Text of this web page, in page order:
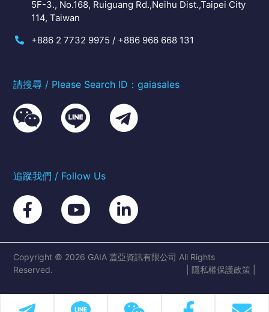
5F-3., No.168, Ruiguang Rd.,Neihu Dist.,Taipei City
114, Taiwan
+886 2 7732 9975 / +886 966 668 131
請搜尋 / Please Search ID：gaiasales
追蹤我們 / Follow Us
Copyright © 2026 GAIA 蓋亞資訊有限公司 All Rights
Reserved.
隱私權保護政策